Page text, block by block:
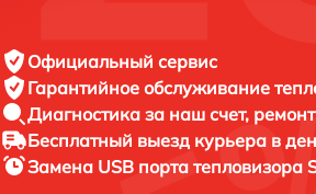
Официальный сервис
Гарантийное обслуживание
Диагностика за наш счет,
Бесплатный выезд курьера в
Замена USB порта тепловизора